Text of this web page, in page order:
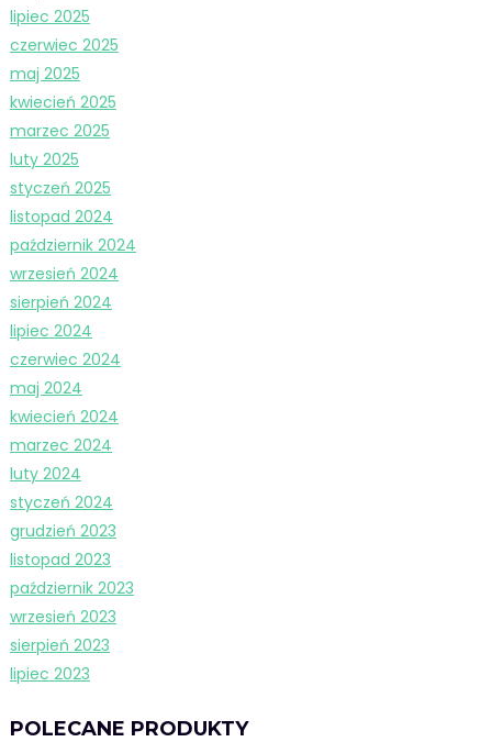
lipiec 2025
czerwiec 2025
maj 2025
kwiecień 2025
marzec 2025
luty 2025
styczeń 2025
listopad 2024
październik 2024
wrzesień 2024
sierpień 2024
lipiec 2024
czerwiec 2024
maj 2024
kwiecień 2024
marzec 2024
luty 2024
styczeń 2024
grudzień 2023
listopad 2023
październik 2023
wrzesień 2023
sierpień 2023
lipiec 2023
POLECANE PRODUKTY